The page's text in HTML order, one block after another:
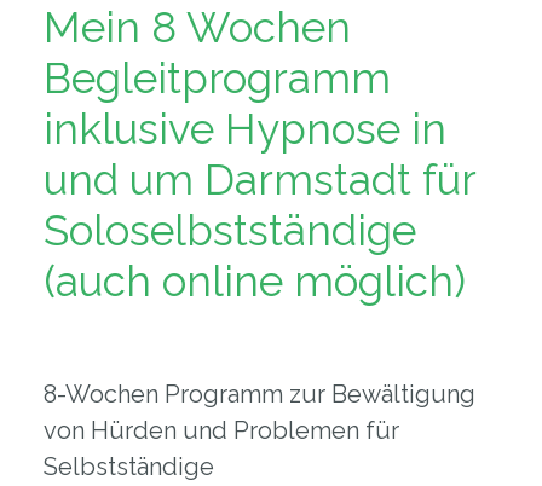
Mein 8 Wochen
Begleitprogramm
inklusive Hypnose in
und um Darmstadt für
Soloselbstständige
(auch online möglich)
8-Wochen Programm zur Bewältigung
von Hürden und Problemen für
Selbstständige